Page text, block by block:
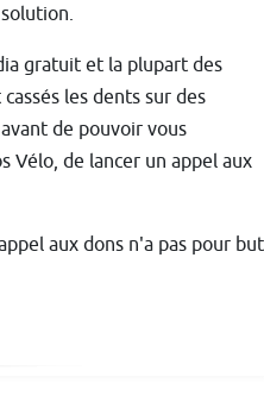
gratuit et la plupart des
les dents sur des
de pouvoir vous
Vélo, de lancer un appel aux
aux dons n'a pas pour but